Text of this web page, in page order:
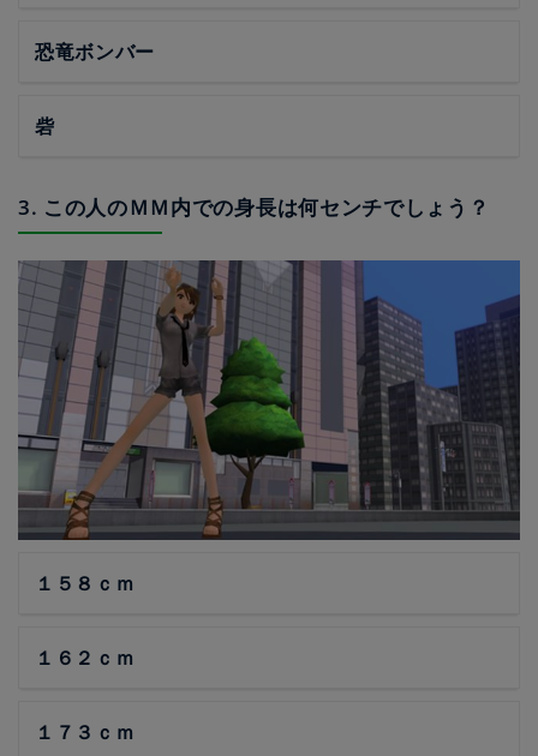
恐竜ボンバー
砦
3. この人のＭＭ内での身長は何センチでしょう？
１５８ｃｍ
１６２ｃｍ
１７３ｃｍ